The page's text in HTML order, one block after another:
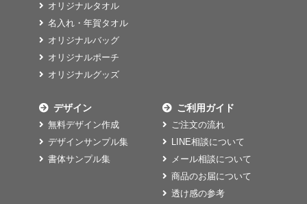
オリジナルタオル
名入れ・年賀タオル
オリジナルバッグ
オリジナルポーチ
オリジナルグッズ
デザイン
無料デザイン作成
デザインサンプル集
書体サンプル集
ご利用ガイド
ご注文の流れ
LINE相談について
メール相談について
商品のお届について
透け感の参考